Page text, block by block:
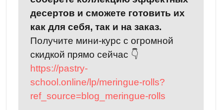
десертов и сможете готовить их
как для себя, так и на заказ.
Получите мини-курс с огромной
скидкой прямо сейчас 👇
https://pastry-
school.online/lp/meringue-rolls?
ref_source=blog_meringue-rolls